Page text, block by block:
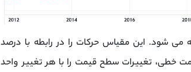
شود. این مقیاس حرکات را در رابطه با درصد
خطی، تغییرات سطح قیمت را با هر تغییر واحد